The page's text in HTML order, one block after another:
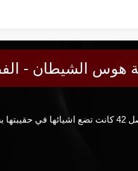
هوس الشيطان -
الحبيب المزيف رواية هوس الشيطان - الفصل 42